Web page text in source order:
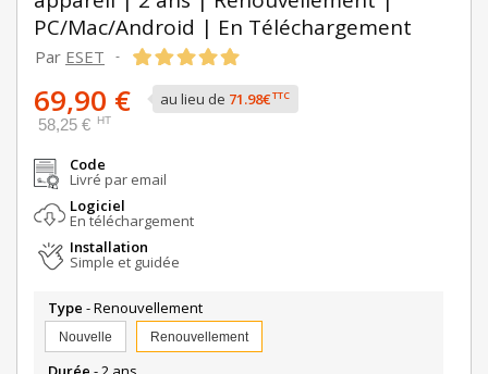
PC/Mac/Android | En Téléchargement
Par ESET -
69,90 € au lieu de 71.98€TTC
58,25 € HT
Code
Livré par email
Logiciel
En téléchargement
Installation
Simple et guidée
Type - Renouvellement
Nouvelle Renouvellement